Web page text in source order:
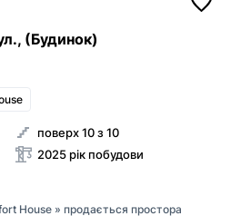
(Будинок)
поверх 10 з 10
2025 рік побудови
House » продається простора